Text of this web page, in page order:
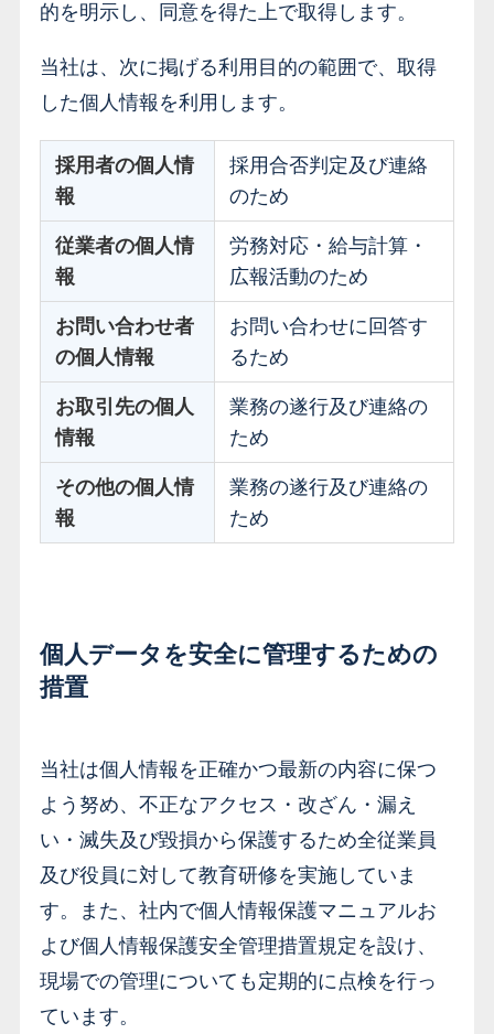
的を明示し、同意を得た上で取得します。
当社は、次に掲げる利用目的の範囲で、取得
した個人情報を利用します。
採用者の個人情
報
採用合否判定及び連絡
のため
従業者の個人情
報
労務対応・給与計算・
広報活動のため
お問い合わせ者
の個人情報
お問い合わせに回答す
るため
お取引先の個人
情報
業務の遂行及び連絡の
ため
その他の個人情
報
業務の遂行及び連絡の
ため
個人データを安全に管理するための
措置
当社は個人情報を正確かつ最新の内容に保つ
よう努め、不正なアクセス・改ざん・漏え
い・滅失及び毀損から保護するため全従業員
及び役員に対して教育研修を実施していま
す。また、社内で個人情報保護マニュアルお
よび個人情報保護安全管理措置規定を設け、
現場での管理についても定期的に点検を行っ
ています。